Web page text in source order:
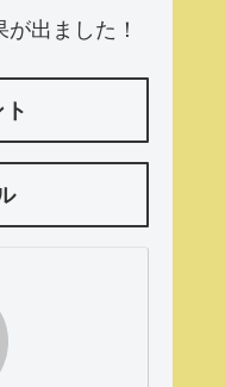
出ました！